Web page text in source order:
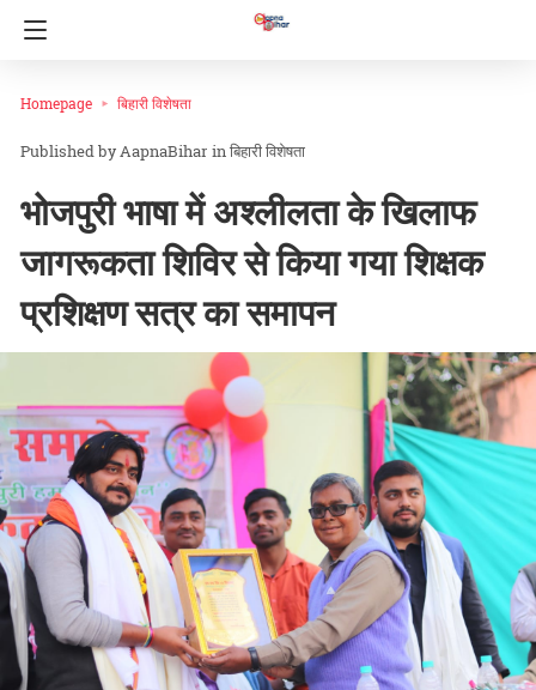
Homepage बिहारी विशेषता
AapnaBihar inबिहारी विशेषता
भोजपुरी भाषा में अश्लीलता के खिलाफ
जागरूकता शिविर से किया गया शिक्षक
प्रशिक्षण सत्र का समापन